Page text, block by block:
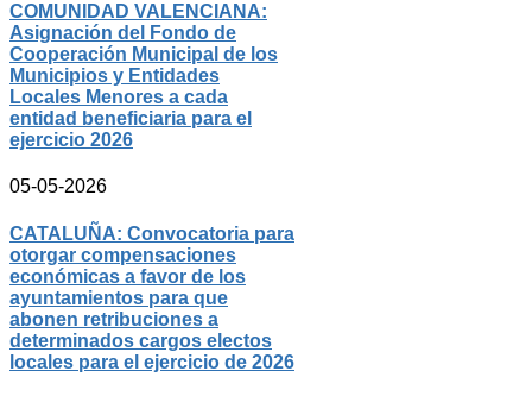
COMUNIDAD VALENCIANA:
Asignación del Fondo de
Cooperación Municipal de los
Municipios y Entidades
Locales Menores a cada
entidad beneficiaria para el
ejercicio 2026
05-05-2026
CATALUÑA: Convocatoria para
otorgar compensaciones
económicas a favor de los
ayuntamientos para que
abonen retribuciones a
determinados cargos electos
locales para el ejercicio de 2026